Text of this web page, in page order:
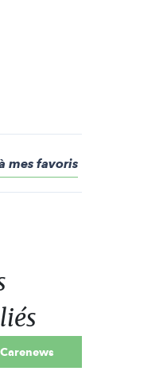
mes favoris
Carenews